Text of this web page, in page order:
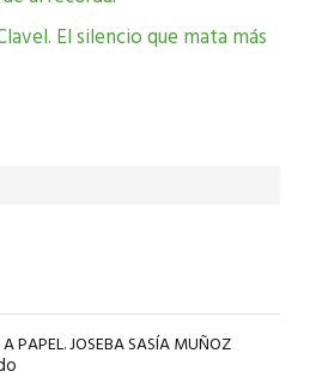
El silencio que mata más
PAPEL. JOSEBA SASÍA MUÑOZ